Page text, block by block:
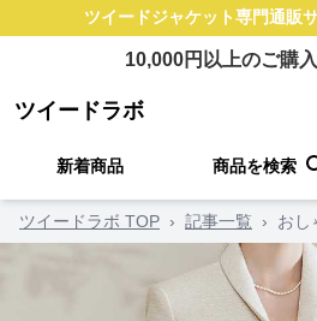
ツイードジャケット専門通販
10,000円以上のご購
ツイードラボ
新着商品 商品を検索
ツイードラボ TOP › 記事一覧 › おし